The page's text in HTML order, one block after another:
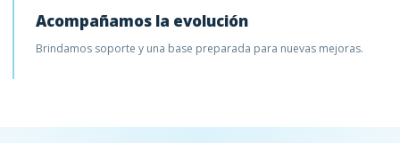
Acompañamos la evolución
Brindamos soporte y una base preparada para nuevas mejoras.